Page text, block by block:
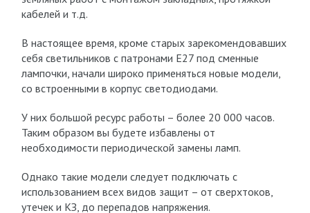
кабелей и т.д.
В настоящее время, кроме старых зарекомендовавших
себя светильников с патронами Е27 под сменные
лампочки, начали широко применяться новые модели,
со встроенными в корпус светодиодами.
У них большой ресурс работы – более 20 000 часов.
Таким образом вы будете избавлены от
необходимости периодической замены ламп.
Однако такие модели следует подключать с
использованием всех видов защит – от сверхтоков,
утечек и КЗ, до перепадов напряжения.